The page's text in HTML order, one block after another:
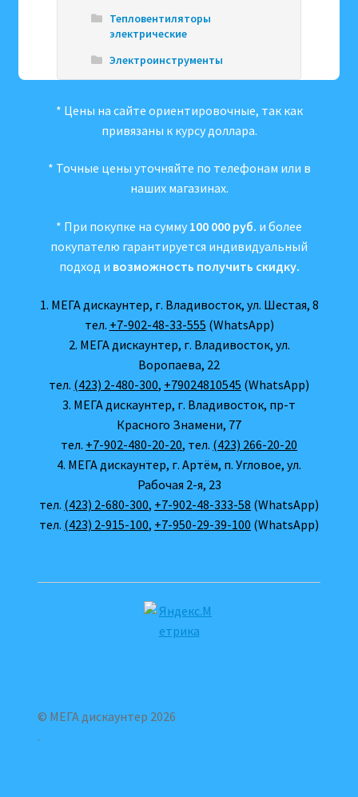
Тепловентиляторы
электрические
Электроинструменты
* Цены на сайте ориентировочные, так как
привязаны к курсу доллара.
* Точные цены уточняйте по телефонам или в
наших магазинах.
* При покупке на сумму 100 000 руб. и более
покупателю гарантируется индивидуальный
подход и возможность получить скидку.
1. МЕГА дискаунтер, г. Владивосток, ул. Шестая, 8
тел. +7-902-48-33-555 (WhatsApp)
2. МЕГА дискаунтер, г. Владивосток, ул.
Воропаева, 22
тел. (423) 2-480-300, +79024810545 (WhatsApp)
3. МЕГА дискаунтер, г. Владивосток, пр-т
Красного Знамени, 77
тел. +7-902-480-20-20, тел. (423) 266-20-20
4. МЕГА дискаунтер, г. Артём, п. Угловое, ул.
Рабочая 2-я, 23
тел. (423) 2-680-300, +7-902-48-333-58 (WhatsApp)
тел. (423) 2-915-100, +7-950-29-39-100 (WhatsApp)
© МЕГА дискаунтер 2026
.